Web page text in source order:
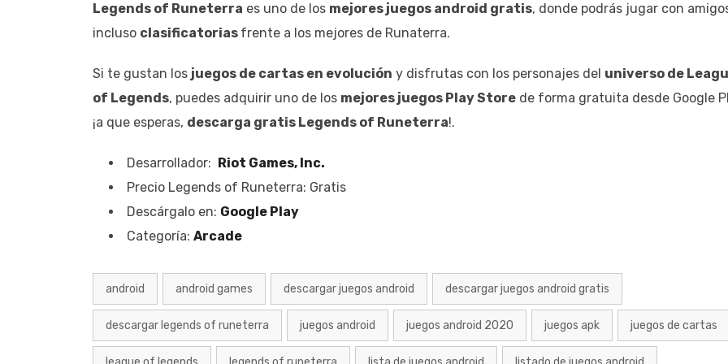
Legends of Runeterra es uno de los mejores juegos android gratis, donde podrás jugar con
incluso clasificatorias frente a los mejores de Runaterra.
Si te gustan los juegos de cartas en evolución y disfrutas con los personajes del universo de
of Legends, puedes adquirir uno de los mejores juegos Play Store de forma gratuita desde Google
¡a que esperas, descarga gratis Legends of Runeterra!.
Desarrollador:
Riot Games, Inc.
Precio Legends of Runeterra: Gratis
Descárgalo en: Google Play
Categoría: Arcade
android android games descargar juegos android descargar juegos android gratis
descargar legends of runeterra juegos android juegos android 2020 juegos apk juegos de cartas